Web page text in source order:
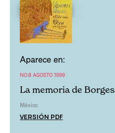
Aparece en:
NO.8 AGOSTO 1999
La memoria de Borges
México
VERSIÓN PDF